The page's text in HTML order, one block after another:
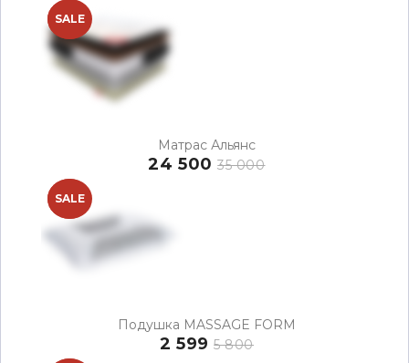
NEW
SALE
Матрас Альянс
24 50035 000
NEW
SALE
Подушка MASSAGE FORM
2 5995 800